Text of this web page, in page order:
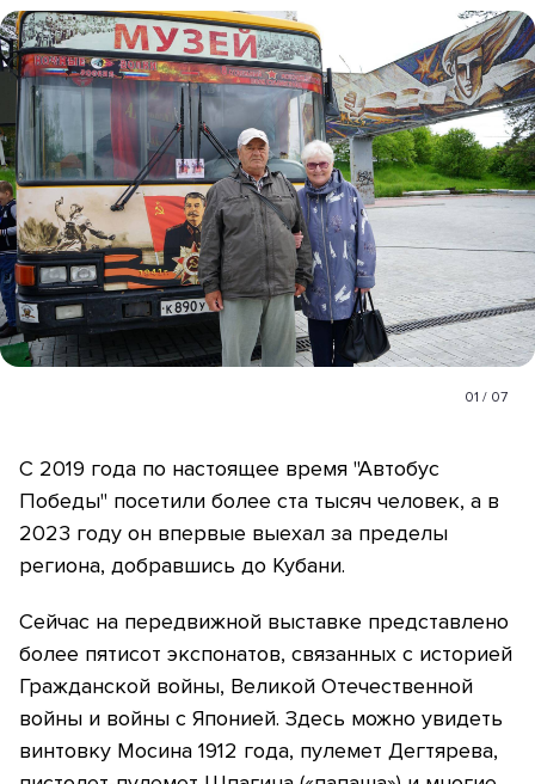
01 / 07
С 2019 года по настоящее время "Автобус
Победы" посетили более ста тысяч человек, а в
2023 году он впервые выехал за пределы
региона, добравшись до Кубани.
Сейчас на передвижной выставке представлено
более пятисот экспонатов, связанных с историей
Гражданской войны, Великой Отечественной
войны и войны с Японией. Здесь можно увидеть
винтовку Мосина 1912 года, пулемет Дегтярева,